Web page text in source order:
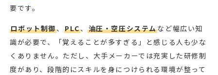
要です。
ロボット制御、 PLC、油圧・空圧システムなど幅広い知
識が必要で、「覚えることが多すぎる」と感じる人も少な
くありません。ただし、大手メーカーでは充実した研修制
度があり、段階的にスキルを身につけられる環境が整って